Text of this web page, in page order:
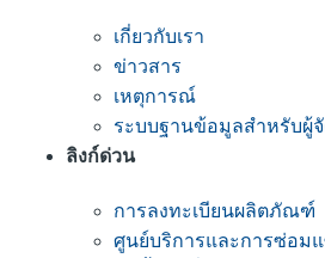
เกี่ยวกับเรา
ข่าวสาร
เหตุการณ์
ระบบฐานข้อมูลสำหรับผู้
ลิงก์ด่วน
การลงทะเบียนผลิตภัณฑ์
ศูนย์บริการและการซ่อม